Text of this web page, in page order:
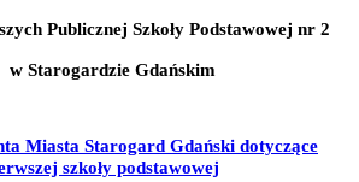
Publicznej Szkoły Podstawowej nr 2
w Starogardzie Gdańskim
Miasta Starogard Gdański dotyczące
szkoły podstawowej